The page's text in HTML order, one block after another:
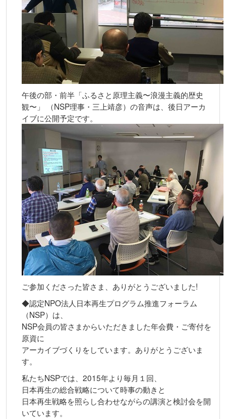
午後の部・前半「ふるさと原理主義〜浪漫主義的歴史
観〜」 （NSP理事・三上靖彦）の音声は、後日アーカ
イブに公開予定です。
ご参加くださった皆さま、ありがとうございました!
◆認定NPO法人日本再生プログラム推進フォーラム
（NSP）は、
NSP会員の皆さまからいただきました年会費・ご寄付を
原資に
アーカイブづくりをしています。ありがとうございま
す。
私たちNSPでは、2015年より毎月１回、
日本再生の総合戦略について時事の動きと
日本再生戦略を照らし合わせながらの講演と検討会を開
いています。